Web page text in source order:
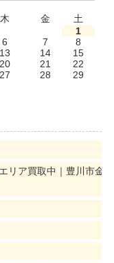
木 金
土
1
6 7
8
13 14
15
20 21
22
27 28
29
リア買取中｜豊川市金